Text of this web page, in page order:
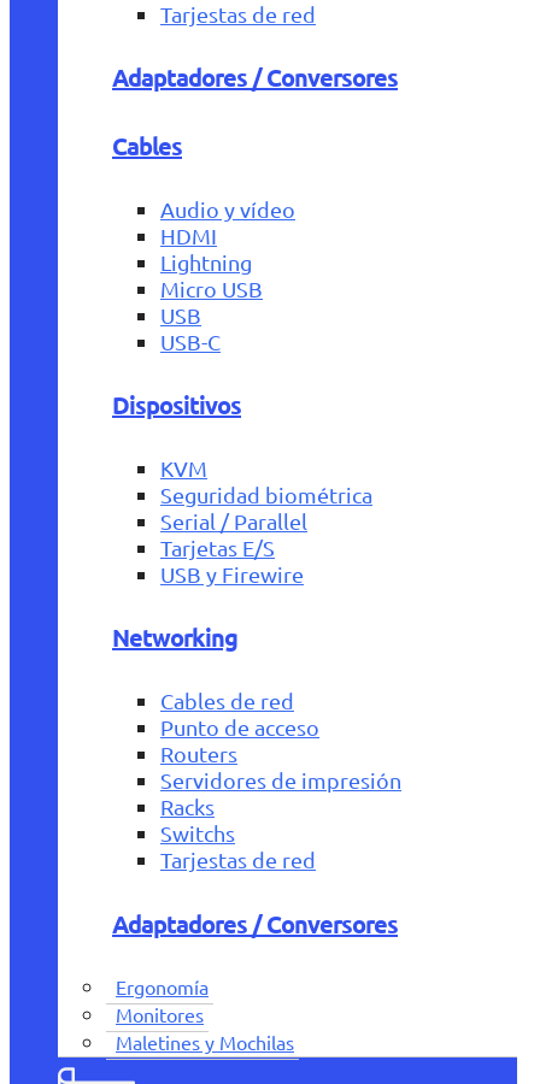
Tarjestas de red
Adaptadores / Conversores
Cables
Audio y vídeo
HDMI
Lightning
Micro USB
USB
USB-C
Dispositivos
KVM
Seguridad biométrica
Serial / Parallel
Tarjetas E/S
USB y Firewire
Networking
Cables de red
Punto de acceso
Routers
Servidores de impresión
Racks
Switchs
Tarjestas de red
Adaptadores / Conversores
Ergonomía
Monitores
Maletines y Mochilas